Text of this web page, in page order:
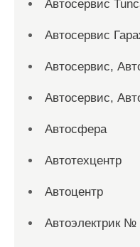
Автосервис
Автосервис
Автосервис,
Автосервис,
Автосфера
Автотехцентр
Автоцентр
Автоэлектрик №